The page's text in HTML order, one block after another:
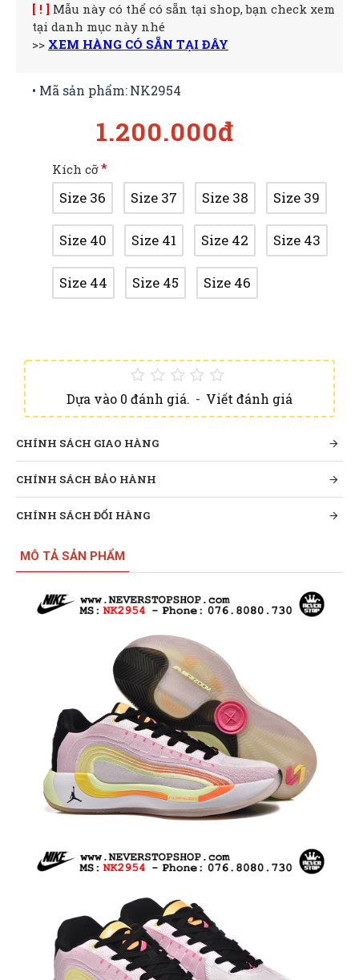
[ ! ] Mẫu này có thể có sẵn tại shop, bạn check xem
tại danh mục này nhé
>> XEM HÀNG CÓ SẴN TẠI ĐÂY
Dựa vào 0 đánh giá. - Viết đánh giá
1.200.000đ
• Mã sản phẩm:NK2954
Kích cỡ
Size 36 Size 37 Size 38 Size 39
Size 40 Size 41 Size 42 Size 43
Size 44 Size 45 Size 46
CHÍNH SÁCH GIAO HÀNG
CHÍNH SÁCH BẢO HÀNH
CHÍNH SÁCH ĐỔI HÀNG
MÔ TẢ SẢN PHẨM